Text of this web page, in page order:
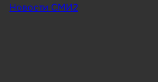
Новости СМИ2